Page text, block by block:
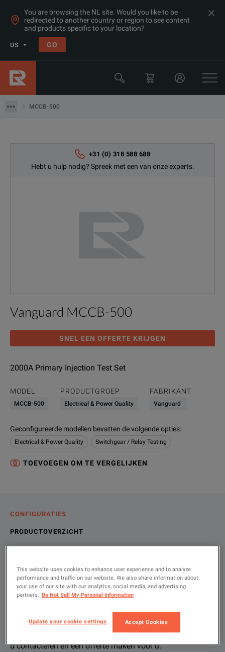
You are browsing the NL site. Would you like to be
redirected to another country or region to see content
and products specific to your location?
US GO
MCCB-500
Electrical & Power Quality Testing
Switchgear & Relay Testing Equipment
+31 (0) 318 588 688
Hebt u hulp nodig? Spreek met een van onze experts.
Vanguard MCCB-500
SNEL EEN OFFERTE KRIJGEN
2000A Primary Injection Test Set
MODEL
MCCB-500
PRODUCTGROEP
Electrical & Power Quality
FABRIKANT
Vanguard
Geconfigureerde modellen bevatten de volgende opties:
Electrical & Power Quality Switchgear / Relay Testing
TOEVOEGEN OM TE VERGELIJKEN
CONFIGURATIES
PRODUCTOVERZICHT
Laat ons u helpen, met uw exacte
Gebruikt u alstublieft "krijg snel een offerte" , en we zullen
u contacteren en een offerte maken voor u.
Productoverzicht
We're sorry, we don't currently have any further information
If you would like to know more, pleaseget in touch
Bronnen
Het spijt ons, maar we hebben op dit moment geen andere
contact opnemenmet ons en
This website uses cookies to enhance user experience and to analyze
performance and traffic on our website. We also share information about
your use of our site with our analytics, social media, and advertising
partners. Do Not Sell My Personal Information
Update your cookie settings Accept Cookies